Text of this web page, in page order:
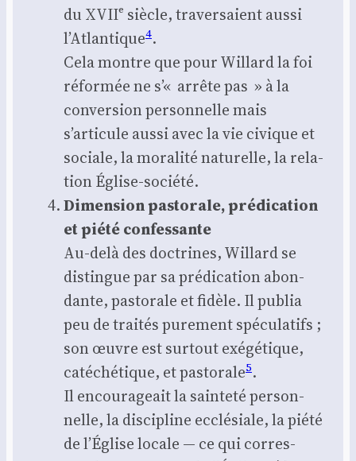
du XVIIᵉ siècle, tra­ver­saient aus­si
l’Atlantique4.
Cela montre que pour Willard la foi
réfor­mée ne s’« arrête pas » à la
conver­sion per­son­nelle mais
s’articule aus­si avec la vie civique et
sociale, la mora­li­té natu­relle, la rela­
tion Église‑société.
Dimen­sion pas­to­rale, pré­di­ca­tion
et pié­té confes­sante
Au‑delà des doc­trines, Willard se
dis­tingue par sa pré­di­ca­tion abon­
dante, pas­to­rale et fidèle. Il publia
peu de trai­tés pure­ment spé­cu­la­tifs ;
son œuvre est sur­tout exé­gé­tique,
caté­ché­tique, et pas­to­rale5.
Il encou­ra­geait la sain­te­té per­son­
nelle, la dis­ci­pline ecclé­siale, la pié­té
de l’Église locale — ce qui cor­res­